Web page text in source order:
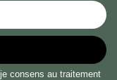
consens au traitement